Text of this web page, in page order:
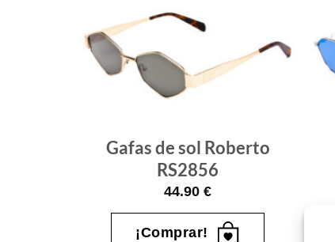
de sol
Gafas de sol Roberto
RS2856
44.90 €
¡Comprar!